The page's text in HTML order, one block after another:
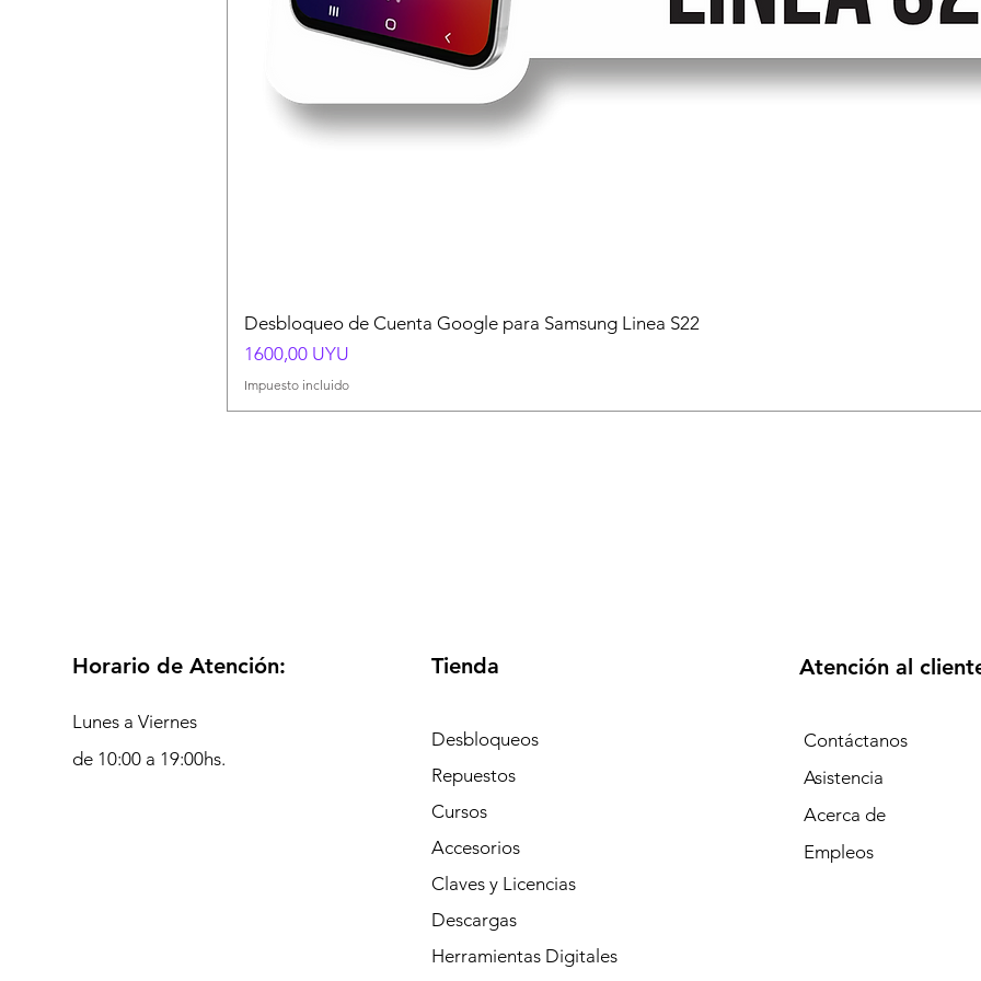
Desbloqueo de Cuenta Google para Samsung Linea S22
Precio
1600,00 UYU
Impuesto incluido
Horario de Atención:
Lunes a Viernes
de 10:00 a 19:00hs.
Tienda
Desbloqueos
Repuestos
Cursos
Accesorios
Claves y Licencias
Descargas
Herramientas Digitales
Atención al
Contáctanos
Asistencia
Acerca de
Empleos